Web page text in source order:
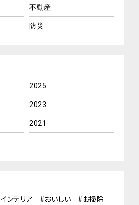
不動産
防災
2025
2023
2021
インテリア おいしい
お掃除